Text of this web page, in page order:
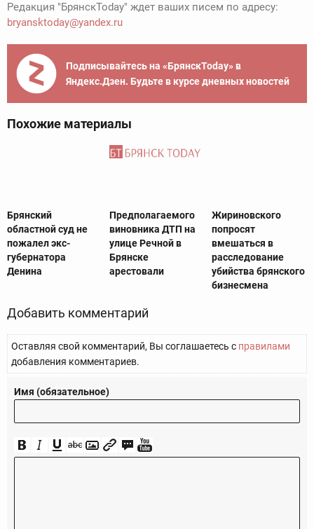
Редакция "БрянскToday" ждет ваших писем по адресу:
bryansktoday@yandex.ru
Подписывайтесь на «БрянскToday» в
Яндекс.Дзен. Будьте в курсе дневных новостей
Похожие материалы
Брянский
областной суд не
пожалел экс-
губернатора
Денина
Предполагаемого
виновника ДТП на
улице Речной в
Брянске
арестовали
Жириновского
попросят
вмешаться в
расследование
убийства брянского
бизнесмена
Добавить комментарий
Оставляя свой комментарий, Вы соглашаетесь с правилами
добавления комментариев.
Имя (обязательное)